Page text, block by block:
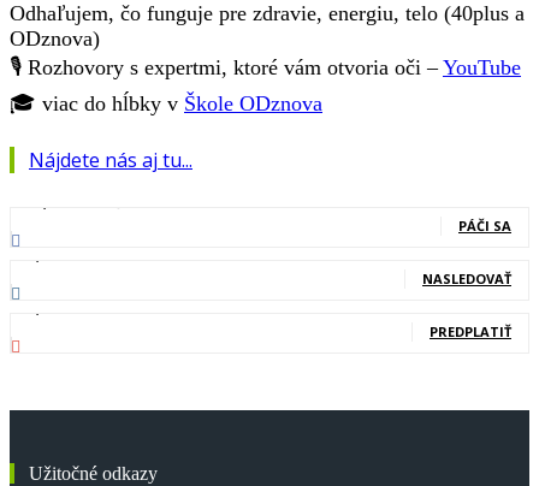
Odhaľujem, čo funguje pre zdravie, energiu, telo (40plus a
ODznova)
🎙️ Rozhovory s expertmi, ktoré vám otvoria oči –YouTube
🎓 viac do hĺbky v Škole ODznova
Nájdete nás aj tu...
PÁČI SA
NASLEDOVAŤ
PREDPLATIŤ
Užitočné odkazy